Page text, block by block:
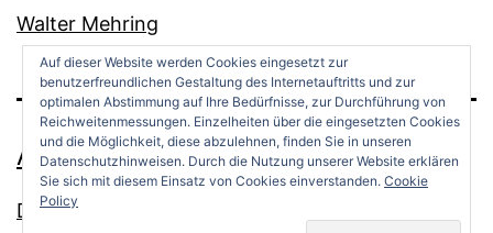
Walter Mehring
ANDREAS OPPERMANN
Datenschutz
Auf dieser Website werden Cookies eingesetzt zur
benutzerfreundlichen Gestaltung des Internetauftritts und zur
optimalen Abstimmung auf Ihre Bedürfnisse, zur Durchführung von
Reichweitenmessungen. Einzelheiten über die eingesetzten Cookies
und die Möglichkeit, diese abzulehnen, finden Sie in unseren
Datenschutzhinweisen. Durch die Nutzung unserer Website erklären
Sie sich mit diesem Einsatz von Cookies einverstanden. Cookie
Policy